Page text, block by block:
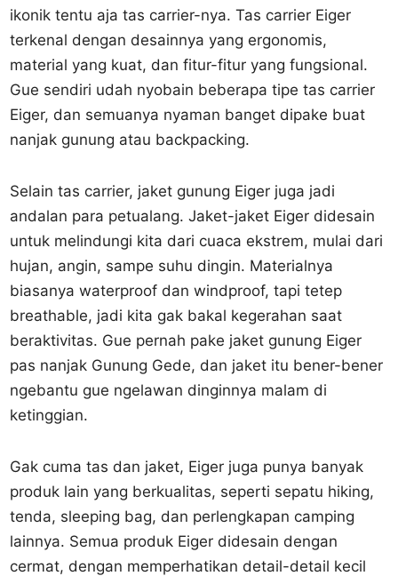
ikonik tentu aja tas carrier-nya. Tas carrier Eiger
terkenal dengan desainnya yang ergonomis,
material yang kuat, dan fitur-fitur yang fungsional.
Gue sendiri udah nyobain beberapa tipe tas carrier
Eiger, dan semuanya nyaman banget dipake buat
nanjak gunung atau backpacking.
Selain tas carrier, jaket gunung Eiger juga jadi
andalan para petualang. Jaket-jaket Eiger didesain
untuk melindungi kita dari cuaca ekstrem, mulai dari
hujan, angin, sampe suhu dingin. Materialnya
biasanya waterproof dan windproof, tapi tetep
breathable, jadi kita gak bakal kegerahan saat
beraktivitas. Gue pernah pake jaket gunung Eiger
pas nanjak Gunung Gede, dan jaket itu bener-bener
ngebantu gue ngelawan dinginnya malam di
ketinggian.
Gak cuma tas dan jaket, Eiger juga punya banyak
produk lain yang berkualitas, seperti sepatu hiking,
tenda, sleeping bag, dan perlengkapan camping
lainnya. Semua produk Eiger didesain dengan
cermat, dengan memperhatikan detail-detail kecil